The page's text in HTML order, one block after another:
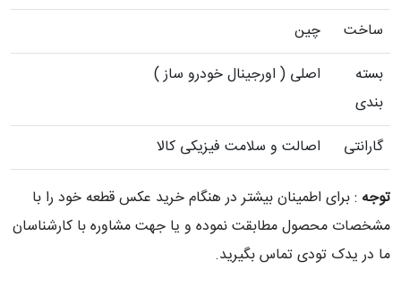
ساخت
چین
بسته
بندی
اصلی ( اورجینال خودرو ساز )
گارانتی اصالت و سلامت فیزیکی کالا
توجه : برای اطمینان بیشتر در هنگام خرید عکس قطعه خود را با
مشخصات محصول مطابقت نموده و یا جهت مشاوره با کارشناسان
ما در یدک تودی تماس بگیرید.